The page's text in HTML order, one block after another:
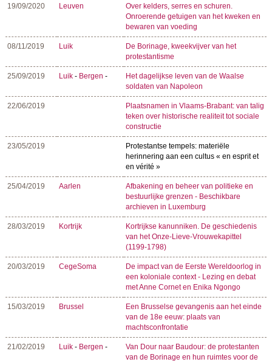
19/09/2020 Leuven
Over kelders, serres en schuren.
Onroerende getuigen van het kweken en
bewaren van voeding
08/11/2019 Luik
De Borinage, kweekvijver van het
protestantisme
25/09/2019 Luik - Bergen -
Het dagelijkse leven van de Waalse
soldaten van Napoleon
22/06/2019
Plaatsnamen in Vlaams-Brabant: van talig
teken over historische realiteit tot sociale
constructie
23/05/2019
Protestantse tempels: materiële
herinnering aan een cultus « en esprit et
en vérité »
25/04/2019 Aarlen
Afbakening en beheer van politieke en
bestuurlijke grenzen - Beschikbare
archieven in Luxemburg
28/03/2019 Kortrijk
Kortrijkse kanunniken. De geschiedenis
van het Onze-Lieve-Vrouwekapittel
(1199-1798)
20/03/2019 CegeSoma
De impact van de Eerste Wereldoorlog in
een koloniale context - Lezing en debat
met Anne Cornet en Enika Ngongo
15/03/2019 Brussel
Een Brusselse gevangenis aan het einde
van de 18e eeuw: plaats van
machtsconfrontatie
21/02/2019 Luik - Bergen -
Van Dour naar Baudour: de protestanten
van de Borinage en hun ruimtes voor de